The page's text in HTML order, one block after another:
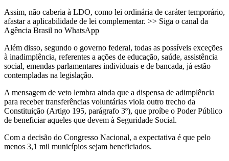
Assim, não caberia à LDO, como lei ordinária de caráter temporário,
afastar a aplicabilidade de lei complementar. >> Siga o canal da
Agência Brasil no WhatsApp
Além disso, segundo o governo federal, todas as possíveis exceções
à inadimplência, referentes a ações de educação, saúde, assistência
social, emendas parlamentares individuais e de bancada, já estão
contempladas na legislação.
A mensagem de veto lembra ainda que a dispensa de adimplência
para receber transferências voluntárias viola outro trecho da
Constituição (Artigo 195, parágrafo 3º), que proíbe o Poder Público
de beneficiar aqueles que devem à Seguridade Social.
Com a decisão do Congresso Nacional, a expectativa é que pelo
menos 3,1 mil municípios sejam beneficiados.